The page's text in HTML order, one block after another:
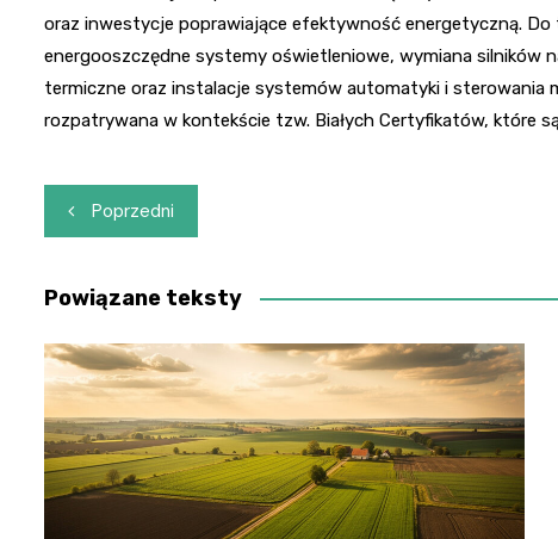
oraz inwestycje poprawiające efektywność energetyczną.
energooszczędne systemy oświetleniowe, wymiana silników
termiczne oraz instalacje systemów automatyki i sterowania
rozpatrywana w kontekście tzw. Białych Certyfikatów, które
Nawigacja
wpisu
Poprzedni
Powiązane teksty